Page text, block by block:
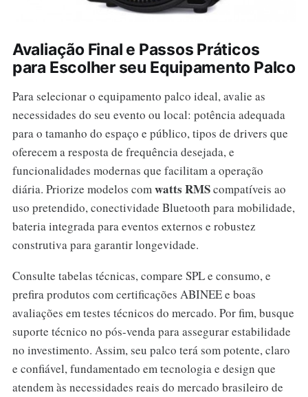
Avaliação Final e Passos Práticos
para Escolher seu Equipamento Palco
Para selecionar o equipamento palco ideal, avalie as
necessidades do seu evento ou local: potência adequada
para o tamanho do espaço e público, tipos de drivers que
oferecem a resposta de frequência desejada, e
funcionalidades modernas que facilitam a operação
diária. Priorize modelos comwatts RMScompatíveis ao
uso pretendido, conectividade Bluetooth para mobilidade,
bateria integrada para eventos externos e robustez
construtiva para garantir longevidade.
Consulte tabelas técnicas, compare SPL e consumo, e
prefira produtos com certificações ABINEE e boas
avaliações em testes técnicos do mercado. Por fim, busque
suporte técnico no pós-venda para assegurar estabilidade
no investimento. Assim, seu palco terá som potente, claro
e confiável, fundamentado em tecnologia e design que
atendem às necessidades reais do mercado brasileiro de